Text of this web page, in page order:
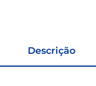
Descrição